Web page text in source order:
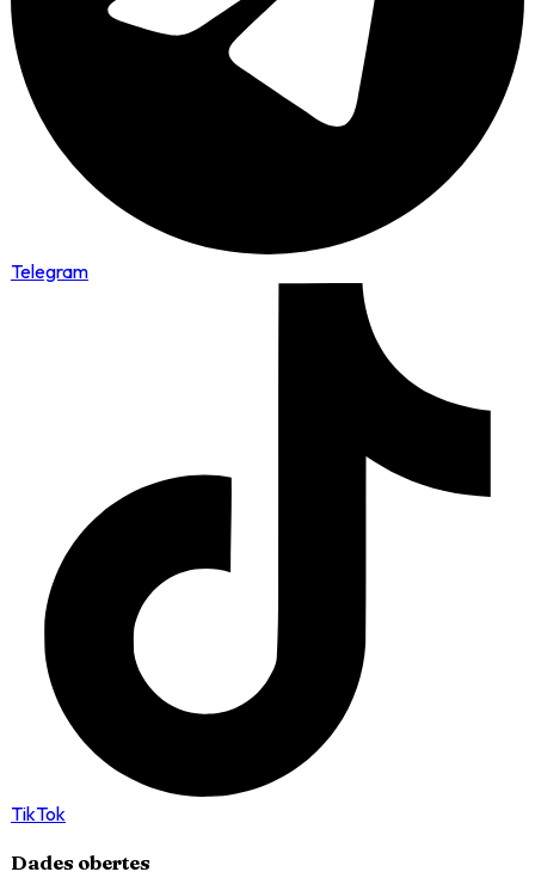
Telegram
TikTok
Dades obertes